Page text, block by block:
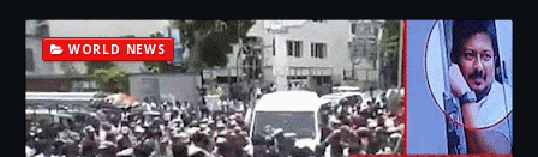
WORLD NEWS